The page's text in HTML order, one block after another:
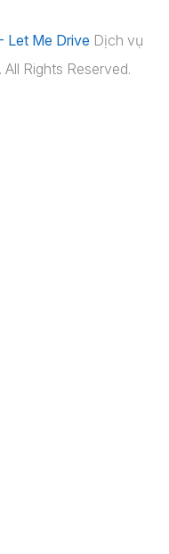
Let Me Drive Dịch vụ
Rights Reserved.